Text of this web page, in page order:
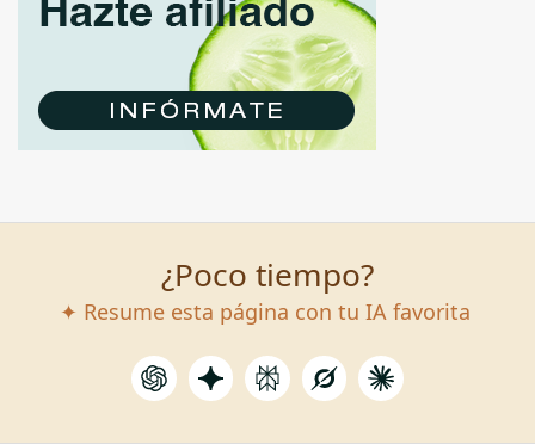
¿Poco tiempo?
✦ Resume esta página con tu IA favorita